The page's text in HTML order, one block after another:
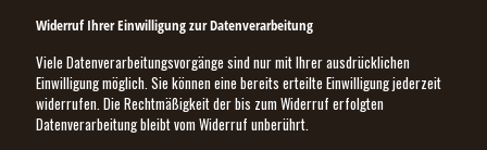
Widerruf Ihrer Einwilligung zur Datenverarbeitung
Viele Datenverarbeitungsvorgänge sind nur mit Ihrer ausdrücklichen
Einwilligung möglich. Sie können eine bereits erteilte Einwilligung jederzeit
widerrufen. Die Rechtmäßigkeit der bis zum Widerruf erfolgten
Datenverarbeitung bleibt vom Widerruf unberührt.